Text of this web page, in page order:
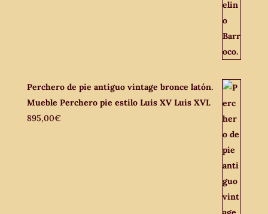
Perchero de pie antiguo vintage bronce latón.
Mueble Perchero pie estilo Luis XV Luis XVI.
895,00€